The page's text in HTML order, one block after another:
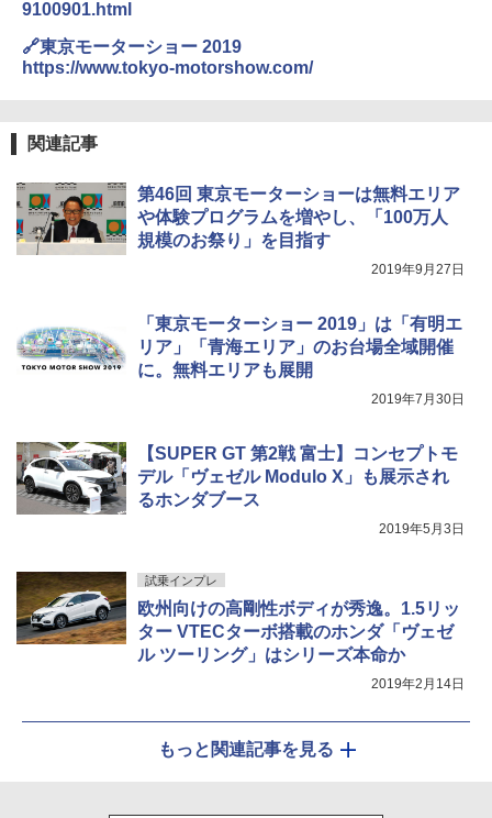
9100901.html
🔗東京モーターショー 2019
https://www.tokyo-motorshow.com/
関連記事
第46回 東京モーターショーは無料エリア
や体験プログラムを増やし、「100万人
規模のお祭り」を目指す
2019年9月27日
「東京モーターショー 2019」は「有明エ
リア」「青海エリア」のお台場全域開催
に。無料エリアも展開
2019年7月30日
【SUPER GT 第2戦 富士】コンセプトモ
デル「ヴェゼル Modulo X」も展示され
るホンダブース
2019年5月3日
試乗インプレ
欧州向けの高剛性ボディが秀逸。1.5リッ
ター VTECターボ搭載のホンダ「ヴェゼ
ル ツーリング」はシリーズ本命か
2019年2月14日
もっと関連記事を見る